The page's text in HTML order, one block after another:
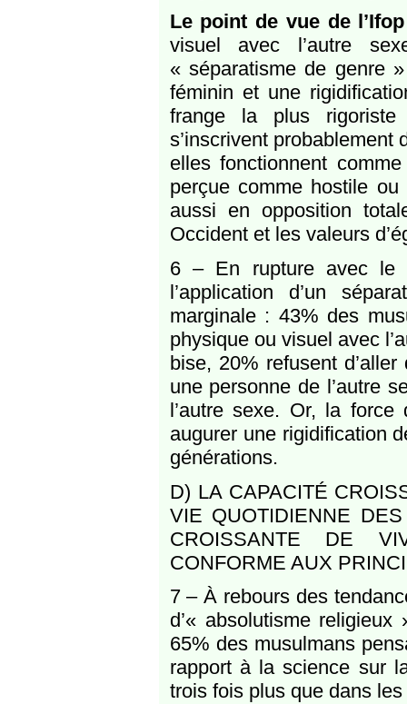
Le point de vue de
visuel avec l’autre
« séparatisme de genre
féminin et une
frange la plus rigoriste
s’inscrivent
elles fonctionnent
perçue comme hostile
aussi en opposition
Occident et les valeurs
6 – En rupture avec le
l’application d’un
marginale : 43% des
physique ou visuel avec
bise, 20% refusent
une personne de l’autre
l’autre sexe. Or, la
augurer une rigidification
générations.
D) LA CAPACITÉ
VIE QUOTIDIENNE
CROISSANTE DE
CONFORME AUX
7 – À rebours des
d’« absolutisme
65% des musulmans
rapport à la science sur
trois fois plus que dans